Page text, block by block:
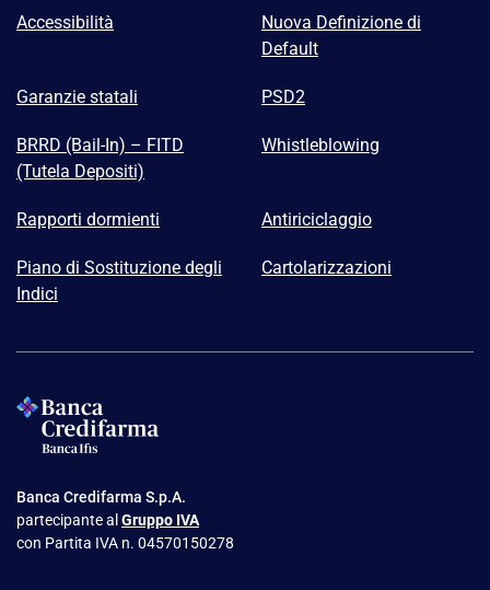
Accessibilità
Nuova Definizione di
Default
Garanzie statali PSD2
BRRD (Bail-In) – FITD
(Tutela Depositi)
Whistleblowing
Rapporti dormienti Antiriciclaggio
Piano di Sostituzione degli
Indici
Cartolarizzazioni
Banca Credifarma S.p.A.
partecipante al Gruppo IVA
con Partita IVA n. 04570150278